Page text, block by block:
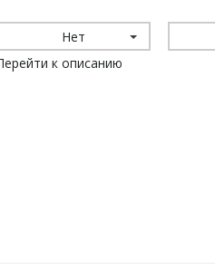
Нет
к описанию